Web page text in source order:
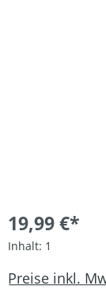
Bildergalerie
19,99 €*
Inhalt: 1
Preise inkl.